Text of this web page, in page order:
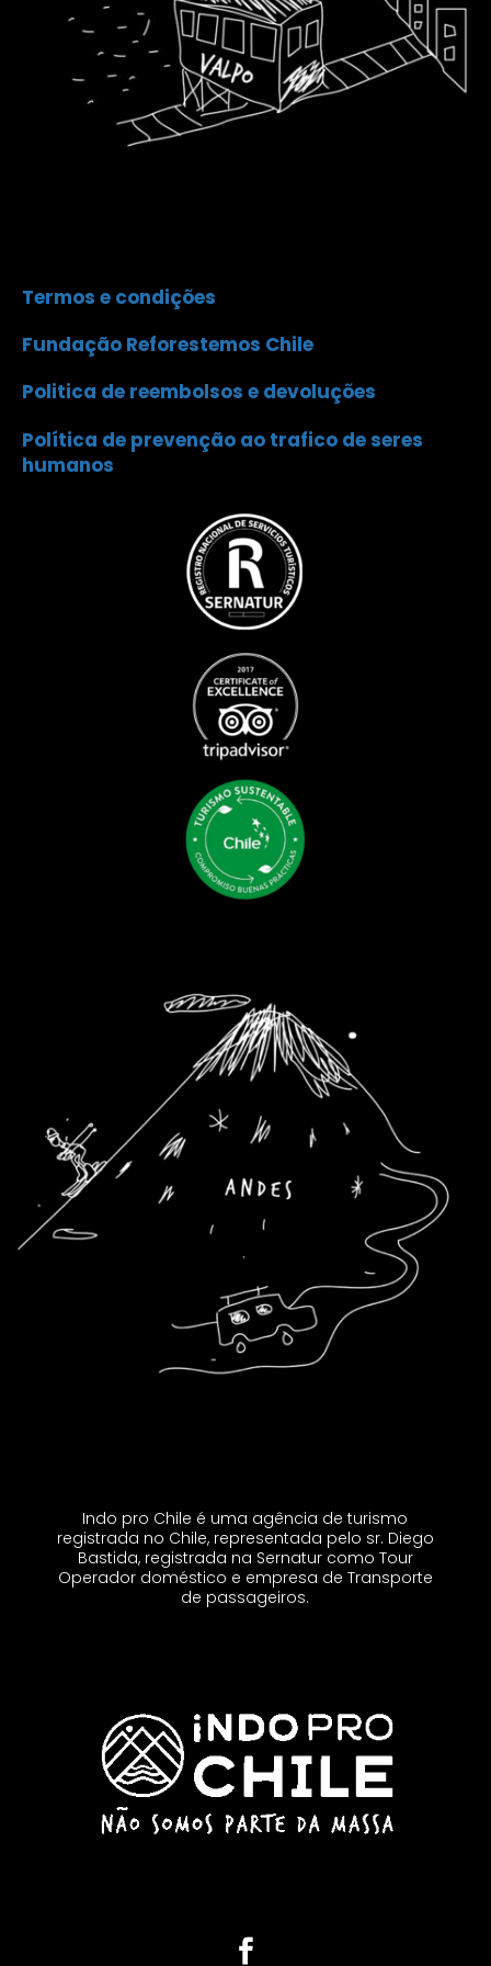
Termos e condições
Fundação Reforestemos Chile
Politica de reembolsos e devoluções
Política de prevenção ao trafico de seres
humanos
Indo pro Chile é uma agência de turismo
registrada no Chile, representada pelo sr. Diego
Bastida, registrada na Sernatur como Tour
Operador doméstico e empresa de Transporte
de passageiros.
